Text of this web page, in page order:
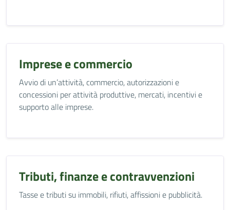
Imprese e commercio
Avvio di un’attività, commercio, autorizzazioni e
concessioni per attività produttive, mercati, incentivi e
supporto alle imprese.
Tributi, finanze e contravvenzioni
Tasse e tributi su immobili, rifiuti, affissioni e pubblicità.